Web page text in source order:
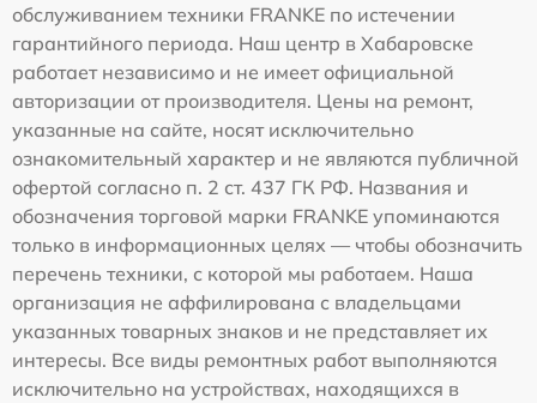
обслуживанием техники FRANKE по истечении
гарантийного периода. Наш центр в Хабаровске
работает независимо и не имеет официальной
авторизации от производителя. Цены на ремонт,
указанные на сайте, носят исключительно
ознакомительный характер и не являются публичной
офертой согласно п. 2 ст. 437 ГК РФ. Названия и
обозначения торговой марки FRANKE упоминаются
только в информационных целях — чтобы обозначить
перечень техники, с которой мы работаем. Наша
организация не аффилирована с владельцами
указанных товарных знаков и не представляет их
интересы. Все виды ремонтных работ выполняются
исключительно на устройствах, находящихся в